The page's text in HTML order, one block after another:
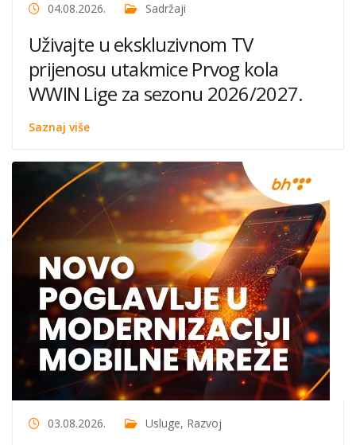
04.08.2026. Sadržaji
Uživajte u ekskluzivnom TV
prijenosu utakmice Prvog kola
WWIN Lige za sezonu 2026/2027.
Saznaj više
03.08.2026. Usluge, Razvoj